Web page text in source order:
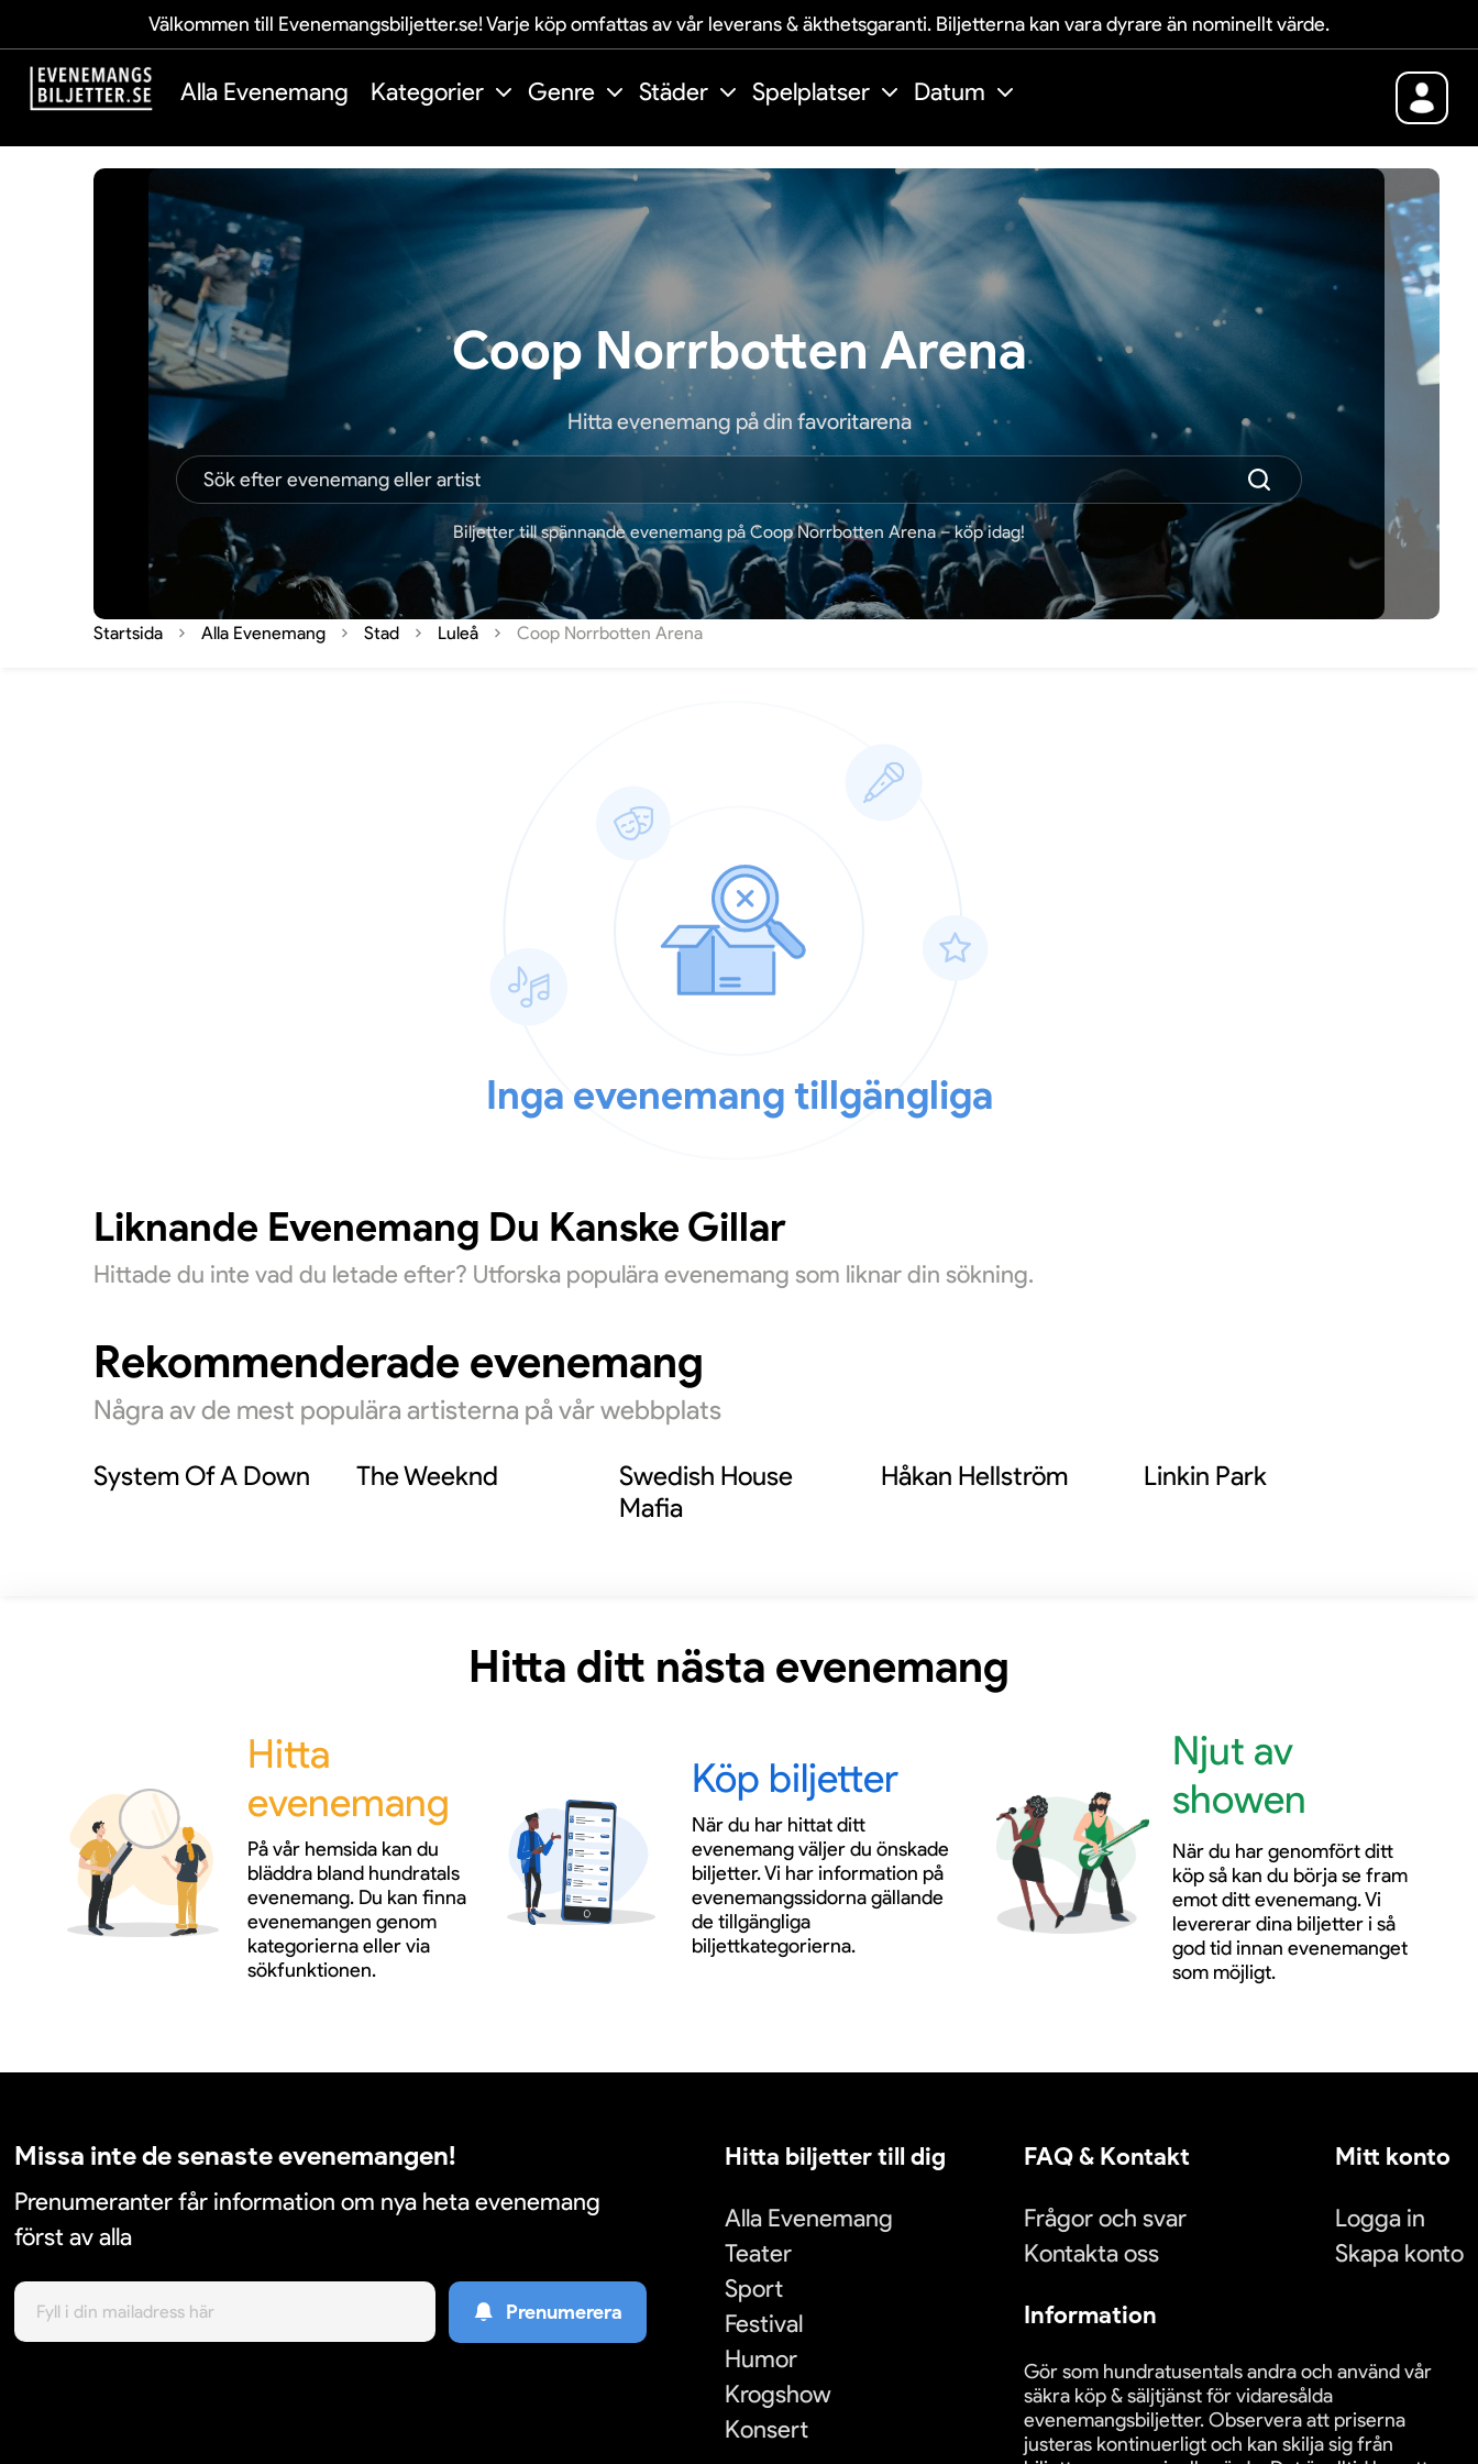
Välkommen till Evenemangsbiljetter.se! Varje köp omfattas av vår leverans & äkthetsgaranti. Biljetterna kan vara dyrare än nominellt värde.
Alla Evenemang Kategorier Genre Städer Spelplatser Datum
Coop Norrbotten Arena
Hitta evenemang på din favoritarena
Biljetter till spännande evenemang på Coop Norrbotten Arena – köp idag!
Startsida Alla Evenemang Stad Luleå Coop Norrbotten Arena
Inga evenemang tillgängliga
Liknande Evenemang Du Kanske Gillar
Hittade du inte vad du letade efter? Utforska populära evenemang som liknar din sökning.
Rekommenderade evenemang
Några av de mest populära artisterna på vår webbplats
System Of A Down The Weeknd
Swedish House
Mafia
Håkan Hellström Linkin Park
Hitta ditt nästa evenemang
Hitta
evenemang
På vår hemsida kan du
bläddra bland hundratals
evenemang. Du kan finna
evenemangen genom
kategorierna eller via
sökfunktionen.
Köp biljetter
När du har hittat ditt
evenemang väljer du önskade
biljetter. Vi har information på
evenemangssidorna gällande
de tillgängliga
biljettkategorierna.
Njut av
showen
När du har genomfört ditt
köp så kan du börja se fram
emot ditt evenemang. Vi
levererar dina biljetter i så
god tid innan evenemanget
som möjligt.
Missa inte de senaste evenemangen!
Prenumeranter får information om nya heta evenemang
först av alla
Prenumerera
Hitta biljetter till dig
Alla Evenemang
Teater
Sport
Festival
Humor
Krogshow
Konsert
FAQ & Kontakt
Frågor och svar
Kontakta oss
Mitt konto
Logga in
Skapa konto
Information
Gör som hundratusentals andra och använd vår
säkra köp & säljtjänst för vidaresålda
evenemangsbiljetter. Observera att priserna
justeras kontinuerligt och kan skilja sig från